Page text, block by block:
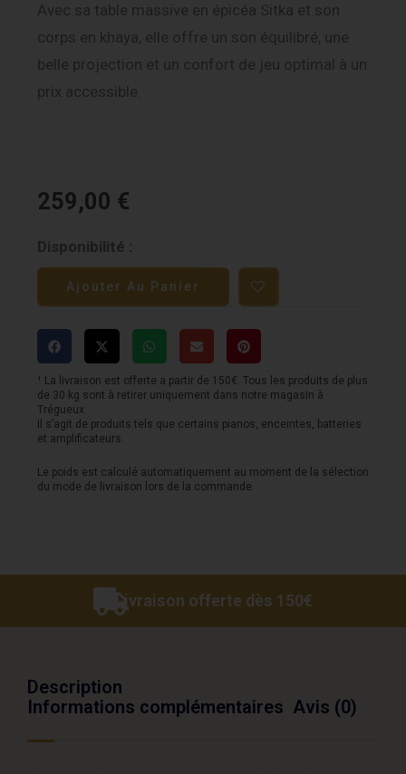
Avec sa table massive en épicéa Sitka et son
corps en khaya, elle offre un son équilibré, une
belle projection et un confort de jeu optimal à un
prix accessible.
259,00 €
Disponibilité :
quantité
de
LAG
TL70
Auditorium
-
Gaucher
-
Naturelle
Ajouter Au Panier
¹ La livraison est offerte a partir de 150€. Tous les produits de plus
de 30 kg sont à retirer uniquement dans notre magasin à
Trégueux.
Il s’agit de produits tels que certains pianos, enceintes, batteries
et amplificateurs.
Le poids est calculé automatiquement au moment de la sélection
du mode de livraison lors de la commande.
Livraison offerte dès 150€
Description
Informations complémentaires Avis (0)